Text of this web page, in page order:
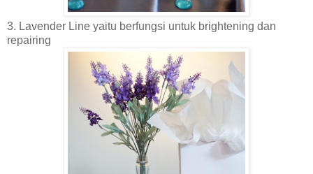
3. Lavender Line yaitu berfungsi untuk brightening dan
repairing